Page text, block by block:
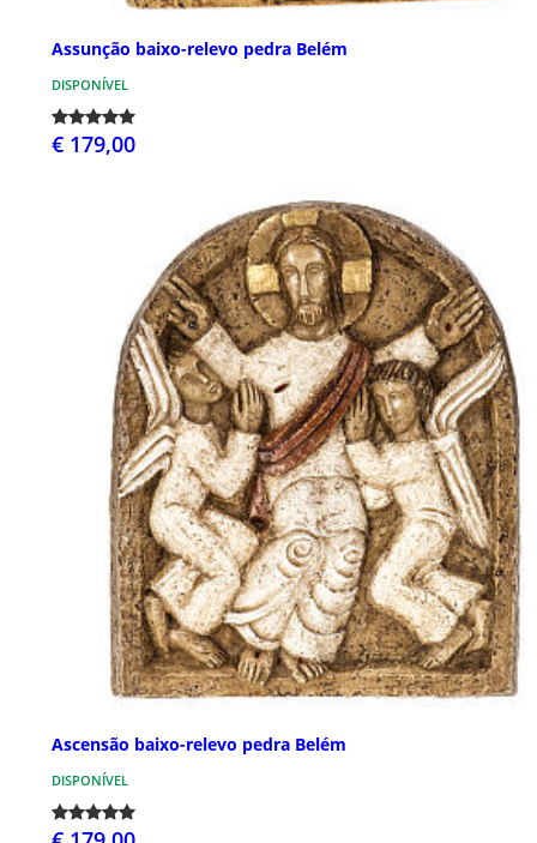
Assunção baixo-relevo pedra Belém
DISPONÍVEL
€ 179,00
Ascensão baixo-relevo pedra Belém
DISPONÍVEL